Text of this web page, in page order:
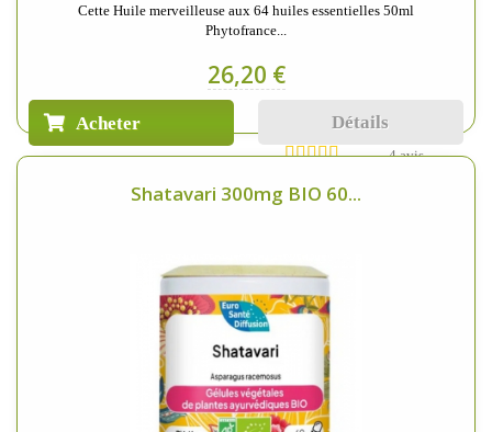
Cette Huile merveilleuse aux 64 huiles essentielles 50ml
Phytofrance...
26,20 €
Acheter Détails
4 avis
Shatavari 300mg BIO 60...